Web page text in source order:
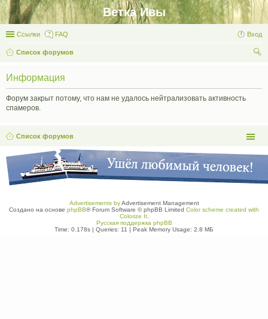
Ветка Ивы
Ссылки FAQ Вход
Список форумов
Информация
Форум закрыт потому, что нам не удалось нейтрализовать активность
спамеров.
Список форумов
Advertisements byAdvertisement Management
Создано на основе phpBB® Forum Software © phpBB Limited Color scheme created with
Colorize It.
Русская поддержка phpBB
Time: 0.178s | Queries: 11 | Peak Memory Usage: 2.8 МБ